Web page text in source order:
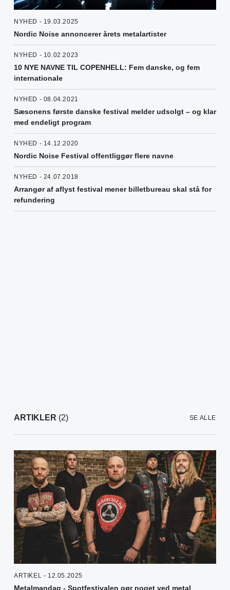
NYHED - 19.03.2025
Nordic Noise annoncerer årets metalartister
NYHED - 10.02.2023
10 NYE NAVNE TIL COPENHELL: Fem danske, og fem
internationale
NYHED - 08.04.2021
Sæsonens første danske festival melder udsolgt – og klar
med endeligt program
NYHED - 14.12.2020
Nordic Noise Festival offentliggør flere navne
NYHED - 24.07.2018
Arrangør af aflyst festival mener billetbureau skal stå for
refundering
ARTIKLER (2) SE ALLE
ARTIKEL - 12.05.2025
Metalmandag - Spotfestivalen gør noget ved metal